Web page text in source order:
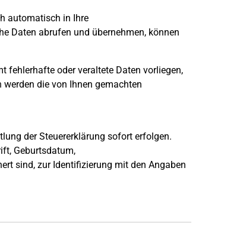
automatisch in Ihre
Daten abrufen und übernehmen, können
fehlerhafte oder veraltete Daten vorliegen,
die von Ihnen gemachten
der Steuererklärung sofort erfolgen.
Geburtsdatum,
sind, zur Identifizierung mit den Angaben